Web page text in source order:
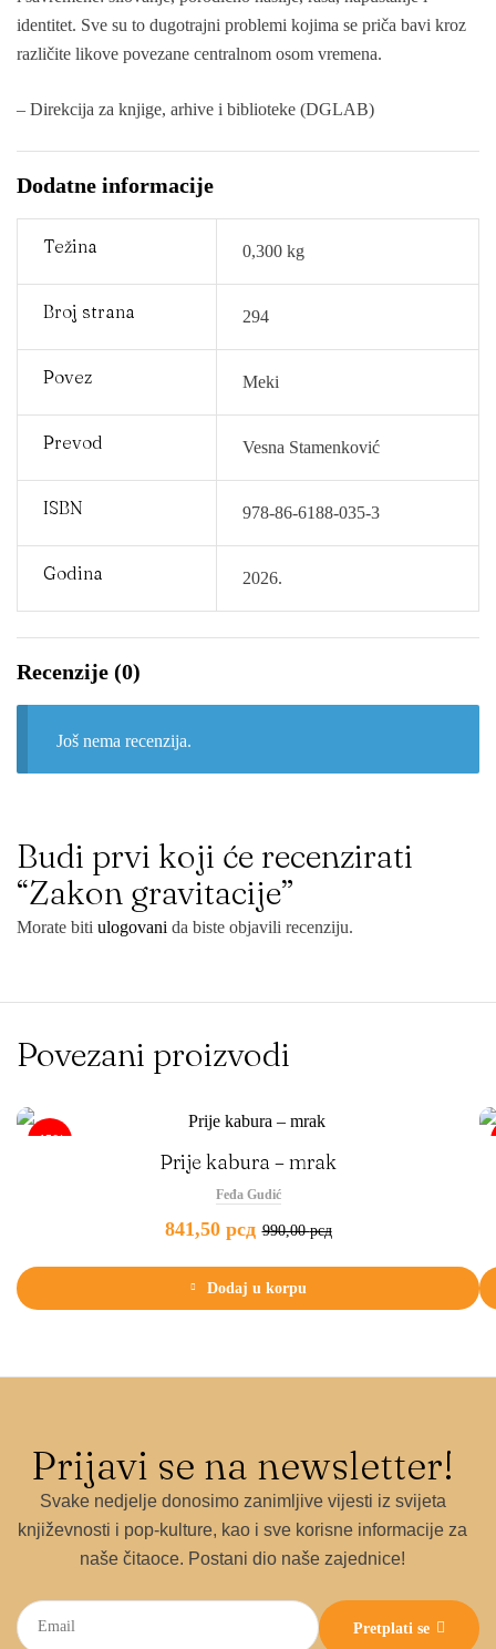
identitet. Sve su to dugotrajni problemi kojima se priča bavi kroz
različite likove povezane centralnom osom vremena.
– Direkcija za knjige, arhive i biblioteke (DGLAB)
Dodatne informacije
Težina 0,300 kg
Broj strana 294
Povez Meki
Prevod Vesna Stamenković
ISBN 978-86-6188-035-3
Godina 2026.
Recenzije (0)
Još nema recenzija.
Budi prvi koji će recenzirati
“Zakon gravitacije”
Morate biti ulogovani da biste objavili recenziju.
Povezani proizvodi
-15%
Prije kabura – mrak
Feđa Gudić
990,00рсд
841,50 рсд
Dodaj u korpu
Prijavi se na newsletter!
Svake nedjelje donosimo zanimljive vijesti iz svijeta
književnosti i pop-kulture, kao i sve korisne informacije za
naše čitaoce. Postani dio naše zajednice!
Pretplati se